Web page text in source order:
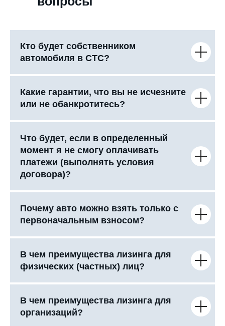
Кто будет собственником
автомобиля в СТС?
Какие гарантии, что вы не исчезните
или не обанкротитесь?
Что будет, если в определенный
момент я не смогу оплачивать
платежи (выполнять условия
договора)?
Почему авто можно взять только с
первоначальным взносом?
В чем преимущества лизинга для
физических (частных) лиц?
В чем преимущества лизинга для
организаций?